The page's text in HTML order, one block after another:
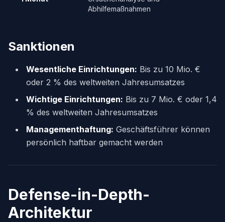
Abhilfemaßnahmen
Sanktionen
Wesentliche Einrichtungen: Bis zu 10 Mio. €
oder 2 % des weltweiten Jahresumsatzes
Wichtige Einrichtungen: Bis zu 7 Mio. € oder 1,4
% des weltweiten Jahresumsatzes
Managementhaftung: Geschäftsführer können
persönlich haftbar gemacht werden
Defense-in-Depth-
Architektur